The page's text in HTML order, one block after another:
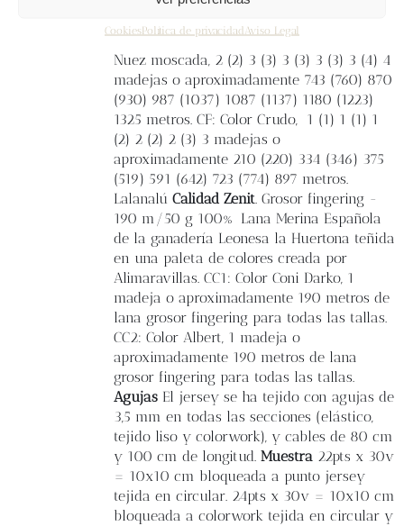
CookiesPolítica de privacidad Aviso Legal
procesada por Wooldreamers. CP: Color
Nuez moscada, 2 (2) 3 (3) 3 (3) 3 (3) 3 (4) 4
madejas o aproximadamente 743 (760) 870
(930) 987 (1037) 1087 (1137) 1180 (1223)
1325 metros. CF: Color Crudo, 1 (1) 1 (1) 1
(2) 2 (2) 2 (3) 3 madejas o
aproximadamente 210 (220) 334 (346) 375
(519) 591 (642) 723 (774) 897 metros.
Lalanalú Calidad Zenit. Grosor fingering -
190 m/50 g 100% Lana Merina Española
de la ganadería Leonesa la Huertona teñida
en una paleta de colores creada por
Alimaravillas. CC1: Color Coni Darko, 1
madeja o aproximadamente 190 metros de
lana grosor fingering para todas las tallas.
CC2: Color Albert, 1 madeja o
aproximadamente 190 metros de lana
grosor fingering para todas las tallas.
Agujas El jersey se ha tejido con agujas de
3,5 mm en todas las secciones (elástico,
tejido liso y colorwork), y cables de 80 cm
y 100 cm de longitud. Muestra 22pts x 30v
= 10x10 cm bloqueada a punto jersey
tejida en circular. 24pts x 30v = 10x10 cm
bloqueada a colorwork tejida en circular y